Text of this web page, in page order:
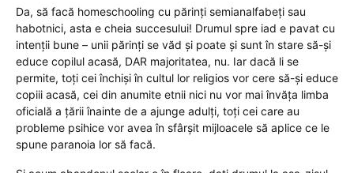
Da, să facă homeschooling cu părinți semianalfabeți sau
habotnici, asta e cheia succesului! Drumul spre iad e pavat cu
intenții bune – unii părinți se văd și poate și sunt în stare să-și
educe copilul acasă, DAR majoritatea, nu. Iar dacă li se
permite, toți cei închiși în cultul lor religios vor cere să-și educe
copiii acasă, cei din anumite etnii nici nu vor mai învăța limba
oficială a țării înainte de a ajunge adulți, toți cei care au
probleme psihice vor avea în sfârșit mijloacele să aplice ce le
spune paranoia lor să facă.